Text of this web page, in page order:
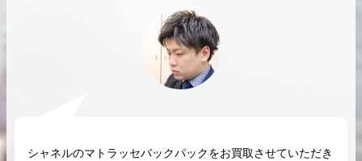
シャネルのマトラッセバックパックをお買取させていただき